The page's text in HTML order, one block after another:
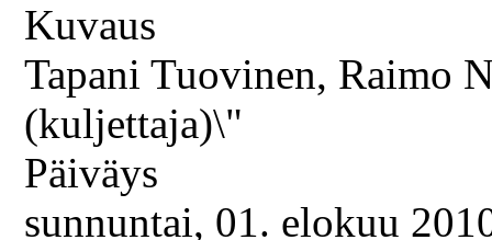
Kuvaus
Tapani Tuovinen, Raimo
(kuljettaja)\"
Päiväys
sunnuntai, 01. elokuu